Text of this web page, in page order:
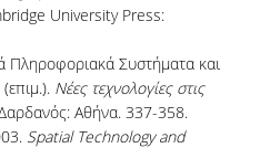
University Press:
Πληροφοριακά Συστήματα και
Νέες τεχνολογίες στις
Αθήνα. 337-358.
Spatial Technology and